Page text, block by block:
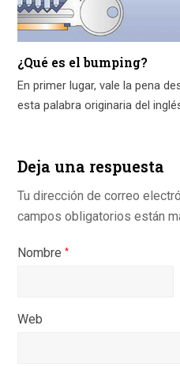
¿Qué es el bumping?
En primer lugar, vale la pena
esta palabra originaria del
Deja una respuesta
Tu dirección de correo
campos obligatorios están
Nombre*
Web